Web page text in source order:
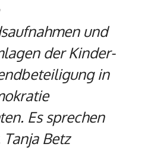
und
der Kinder-
in
Es sprechen
Betz